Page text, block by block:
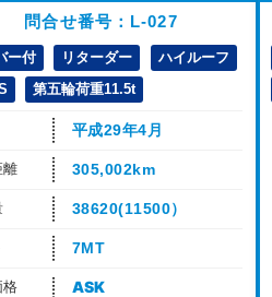
問合せ番号：L-027
ー付 リターダー
ハイルーフ
第五輪荷重11.5t
平成29年4月
離 305,002km
38620(11500）
7MT
格 ASK